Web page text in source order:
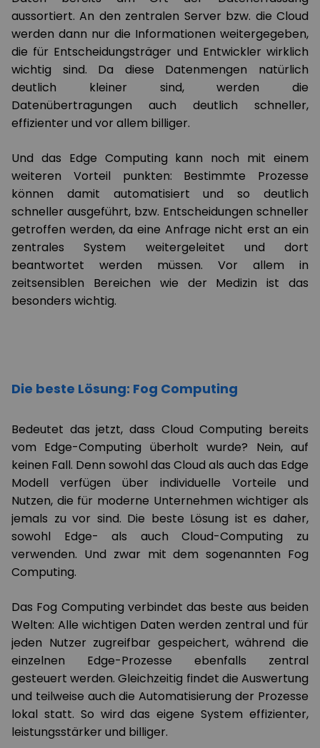
aussortiert. An den zentralen Server bzw. die Cloud
werden dann nur die Informationen weitergegeben,
die für Entscheidungsträger und Entwickler wirklich
wichtig sind. Da diese Datenmengen natürlich
deutlich kleiner sind, werden die
Datenübertragungen auch deutlich schneller,
effizienter und vor allem billiger.
Und das Edge Computing kann noch mit einem
weiteren Vorteil punkten: Bestimmte Prozesse
können damit automatisiert und so deutlich
schneller ausgeführt, bzw. Entscheidungen schneller
getroffen werden, da eine Anfrage nicht erst an ein
zentrales System weitergeleitet und dort
beantwortet werden müssen. Vor allem in
zeitsensiblen Bereichen wie der Medizin ist das
besonders wichtig.
Die beste Lösung: Fog Computing
Bedeutet das jetzt, dass Cloud Computing bereits
vom Edge-Computing überholt wurde? Nein, auf
keinen Fall. Denn sowohl das Cloud als auch das Edge
Modell verfügen über individuelle Vorteile und
Nutzen, die für moderne Unternehmen wichtiger als
jemals zu vor sind. Die beste Lösung ist es daher,
sowohl Edge- als auch Cloud-Computing zu
verwenden. Und zwar mit dem sogenannten Fog
Computing.
Das Fog Computing verbindet das beste aus beiden
Welten: Alle wichtigen Daten werden zentral und für
jeden Nutzer zugreifbar gespeichert, während die
einzelnen Edge-Prozesse ebenfalls zentral
gesteuert werden. Gleichzeitig findet die Auswertung
und teilweise auch die Automatisierung der Prozesse
lokal statt. So wird das eigene System effizienter,
leistungsstärker und billiger.